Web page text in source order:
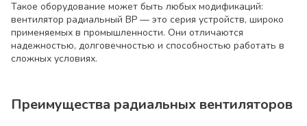
Такое оборудование может быть любых модификаций:
вентилятор радиальный ВР — это серия устройств, широко
применяемых в промышленности. Они отличаются
надежностью, долговечностью и способностью работать в
сложных условиях.
Преимущества радиальных вентиляторов